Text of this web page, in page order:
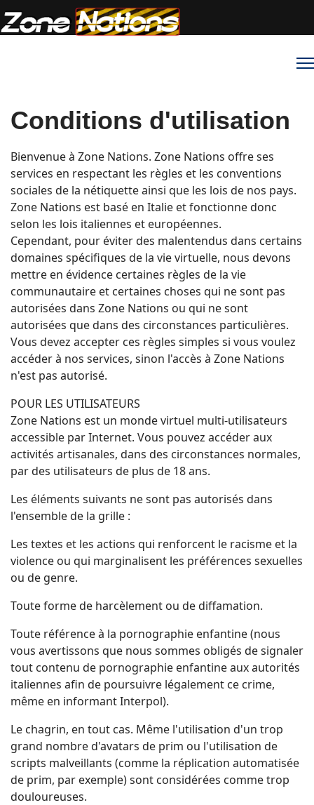
Conditions d'utilisation
Bienvenue à Zone Nations. Zone Nations offre ses
services en respectant les règles et les conventions
sociales de la nétiquette ainsi que les lois de nos pays.
Zone Nations est basé en Italie et fonctionne donc
selon les lois italiennes et européennes.
Cependant, pour éviter des malentendus dans certains
domaines spécifiques de la vie virtuelle, nous devons
mettre en évidence certaines règles de la vie
communautaire et certaines choses qui ne sont pas
autorisées dans Zone Nations ou qui ne sont
autorisées que dans des circonstances particulières.
Vous devez accepter ces règles simples si vous voulez
accéder à nos services, sinon l'accès à Zone Nations
n'est pas autorisé.
POUR LES UTILISATEURS
Zone Nations est un monde virtuel multi-utilisateurs
accessible par Internet. Vous pouvez accéder aux
activités artisanales, dans des circonstances normales,
par des utilisateurs de plus de 18 ans.
Les éléments suivants ne sont pas autorisés dans
l'ensemble de la grille :
Les textes et les actions qui renforcent le racisme et la
violence ou qui marginalisent les préférences sexuelles
ou de genre.
Toute forme de harcèlement ou de diffamation.
Toute référence à la pornographie enfantine (nous
vous avertissons que nous sommes obligés de signaler
tout contenu de pornographie enfantine aux autorités
italiennes afin de poursuivre légalement ce crime,
même en informant Interpol).
Le chagrin, en tout cas. Même l'utilisation d'un trop
grand nombre d'avatars de prim ou l'utilisation de
scripts malveillants (comme la réplication automatisée
de prim, par exemple) sont considérées comme trop
douloureuses.